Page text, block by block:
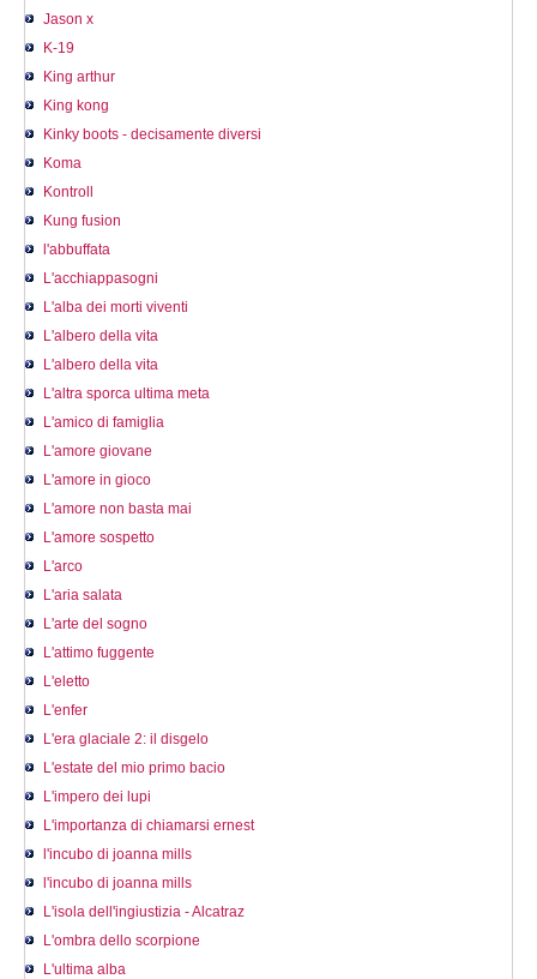
Jason x
K-19
King arthur
King kong
Kinky boots - decisamente diversi
Koma
Kontroll
Kung fusion
l'abbuffata
L'acchiappasogni
L'alba dei morti viventi
L'albero della vita
L'albero della vita
L'altra sporca ultima meta
L'amico di famiglia
L'amore giovane
L'amore in gioco
L'amore non basta mai
L'amore sospetto
L'arco
L'aria salata
L'arte del sogno
L'attimo fuggente
L'eletto
L'enfer
L'era glaciale 2: il disgelo
L'estate del mio primo bacio
L'impero dei lupi
L'importanza di chiamarsi ernest
l'incubo di joanna mills
l'incubo di joanna mills
L'isola dell'ingiustizia - Alcatraz
L'ombra dello scorpione
L'ultima alba